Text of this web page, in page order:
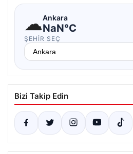
☁Ankara
NaN°C
ŞEHIR SEÇ
Bizi Takip Edin